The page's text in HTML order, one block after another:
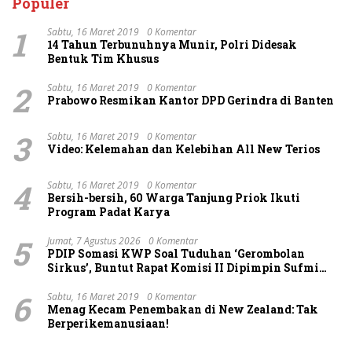
1 Sabtu, 16 Maret 2019 0 Komentar
14 Tahun Terbunuhnya Munir, Polri Didesak
Bentuk Tim Khusus
2 Sabtu, 16 Maret 2019 0 Komentar
Prabowo Resmikan Kantor DPD Gerindra di Banten
3 Sabtu, 16 Maret 2019 0 Komentar
Video: Kelemahan dan Kelebihan All New Terios
4 Sabtu, 16 Maret 2019 0 Komentar
Bersih-bersih, 60 Warga Tanjung Priok Ikuti
Program Padat Karya
5 Jumat, 7 Agustus 2026 0 Komentar
PDIP Somasi KWP Soal Tuduhan ‘Gerombolan
Sirkus’, Buntut Rapat Komisi II Dipimpin Sufmi
6 Sabtu, 16 Maret 2019 0 Komentar
Menag Kecam Penembakan di New Zealand: Tak
Berperikemanusiaan!